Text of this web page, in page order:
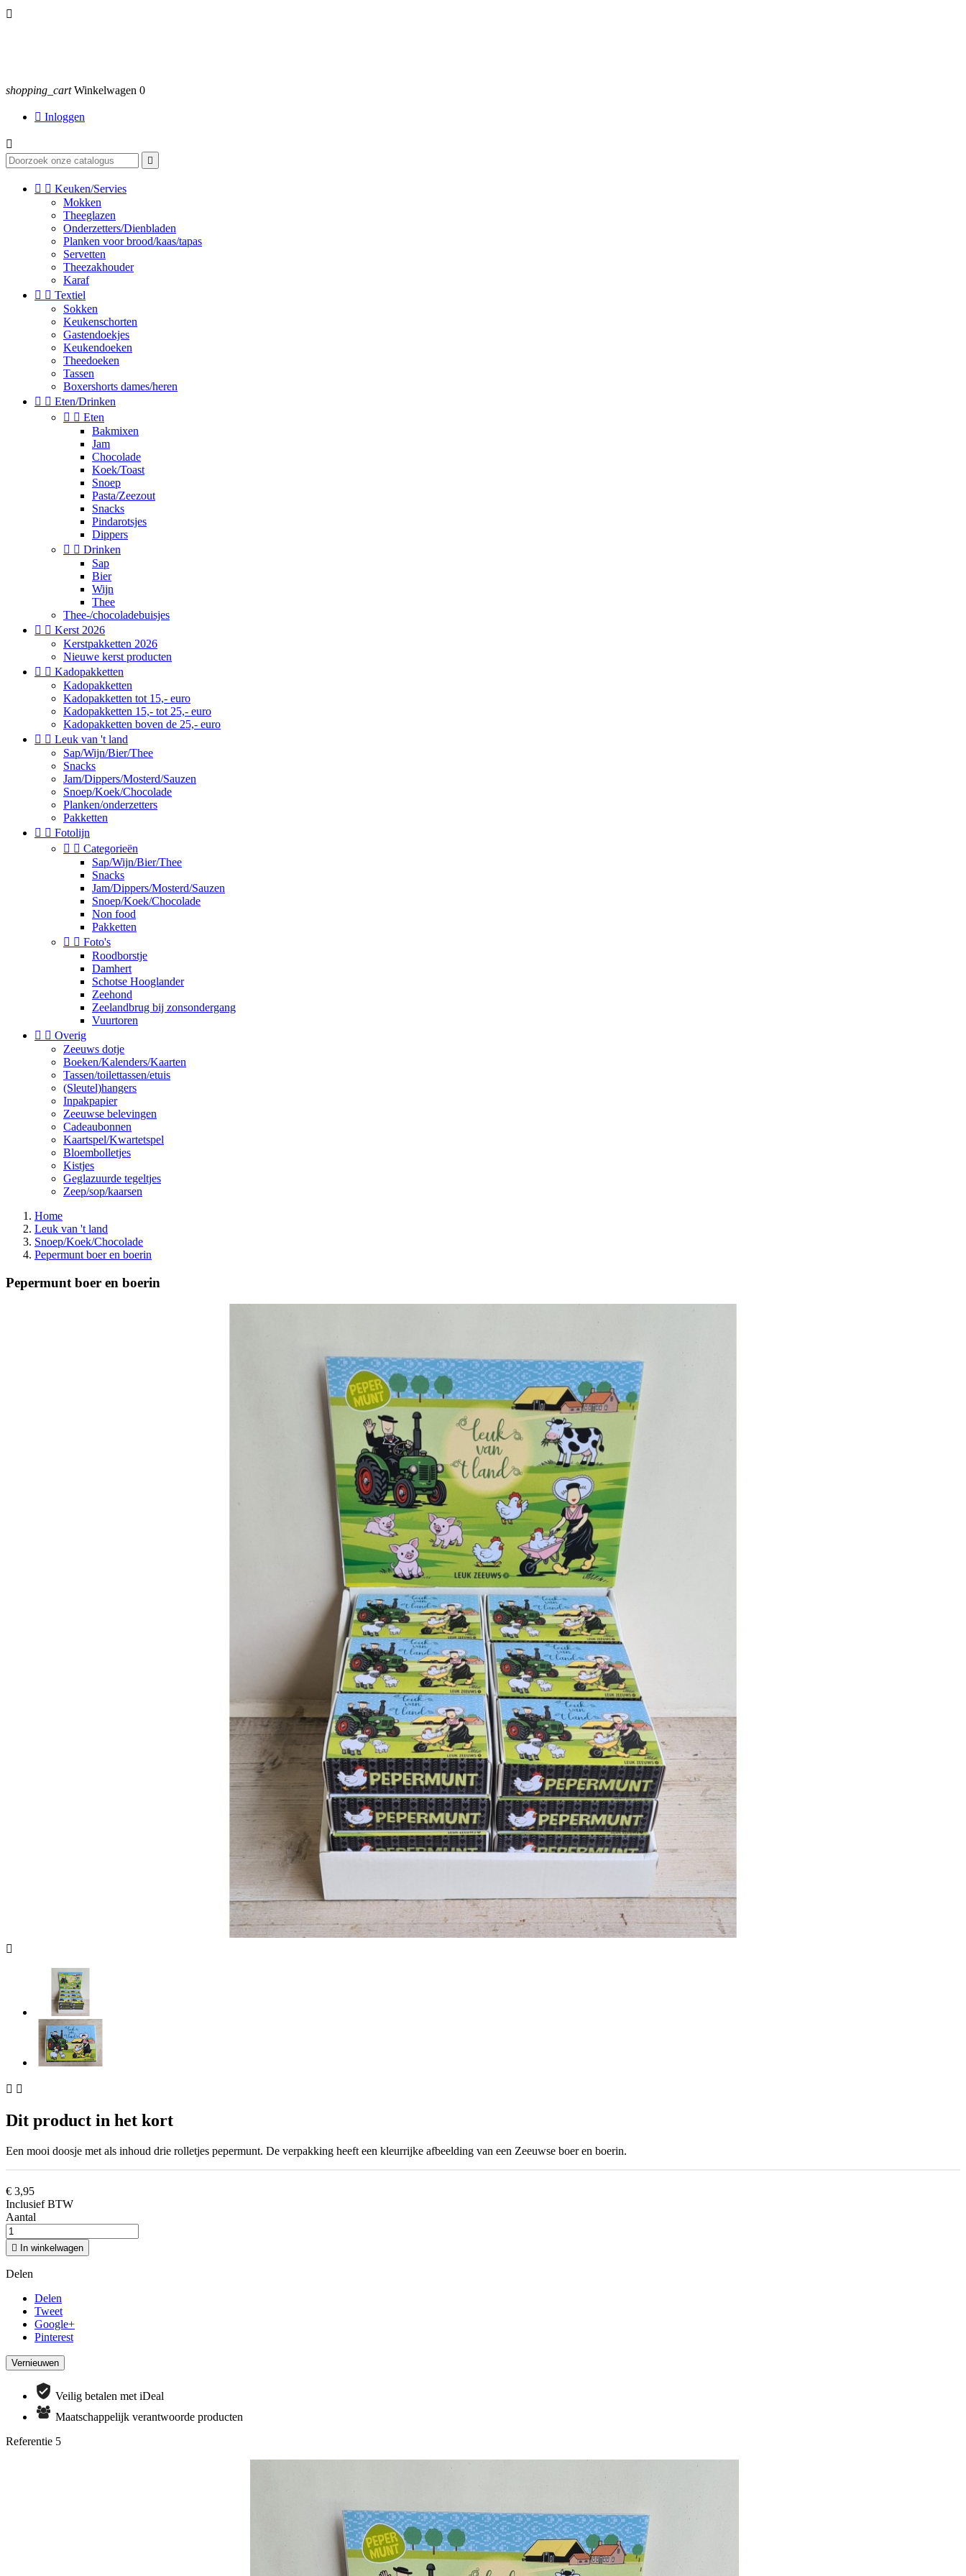

shopping_cart Winkelwagen 0
 Inloggen


  Keuken/Servies
Mokken
Theeglazen
Onderzetters/Dienbladen
Planken voor brood/kaas/tapas
Servetten
Theezakhouder
Karaf
  Textiel
Sokken
Keukenschorten
Gastendoekjes
Keukendoeken
Theedoeken
Tassen
Boxershorts dames/heren
  Eten/Drinken
  Eten
Bakmixen
Jam
Chocolade
Koek/Toast
Snoep
Pasta/Zeezout
Snacks
Pindarotsjes
Dippers
  Drinken
Sap
Bier
Wijn
Thee
Thee-/chocoladebuisjes
  Kerst 2026
Kerstpakketten 2026
Nieuwe kerst producten
  Kadopakketten
Kadopakketten
Kadopakketten tot 15,- euro
Kadopakketten 15,- tot 25,- euro
Kadopakketten boven de 25,- euro
  Leuk van 't land
Sap/Wijn/Bier/Thee
Snacks
Jam/Dippers/Mosterd/Sauzen
Snoep/Koek/Chocolade
Planken/onderzetters
Pakketten
  Fotolijn
  Categorieën
Sap/Wijn/Bier/Thee
Snacks
Jam/Dippers/Mosterd/Sauzen
Snoep/Koek/Chocolade
Non food
Pakketten
  Foto's
Roodborstje
Damhert
Schotse Hooglander
Zeehond
Zeelandbrug bij zonsondergang
Vuurtoren
  Overig
Zeeuws dotje
Boeken/Kalenders/Kaarten
Tassen/toilettassen/etuis
(Sleutel)hangers
Inpakpapier
Zeeuwse belevingen
Cadeaubonnen
Kaartspel/Kwartetspel
Bloembolletjes
Kistjes
Geglazuurde tegeltjes
Zeep/sop/kaarsen
Home
Leuk van 't land
Snoep/Koek/Chocolade
Pepermunt boer en boerin
Pepermunt boer en boerin

 
Dit product in het kort
Een mooi doosje met als inhoud drie rolletjes pepermunt. De verpakking heeft een kleurrijke afbeelding van een Zeeuwse boer en boerin.
€ 3,95
Inclusief BTW
Aantal
 In winkelwagen
Delen
Delen
Tweet
Google+
Pinterest
Veilig betalen met iDeal
Maatschappelijk verantwoorde producten
Referentie 5